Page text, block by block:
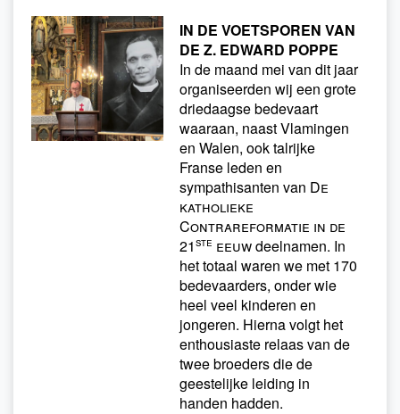
IN DE VOETSPOREN VAN
DE Z. EDWARD POPPE
In de maand mei van dit jaar
organiseerden wij een grote
driedaagse bedevaart
waaraan, naast Vlamingen
en Walen, ook talrijke
Franse leden en
sympathisanten van De
katholieke
Contrareformatie in de
21ste eeuwdeelnamen. In
het totaal waren we met 170
bedevaarders, onder wie
heel veel kinderen en
jongeren. Hierna volgt het
enthousiaste relaas van de
twee broeders die de
geestelijke leiding in
handen hadden.